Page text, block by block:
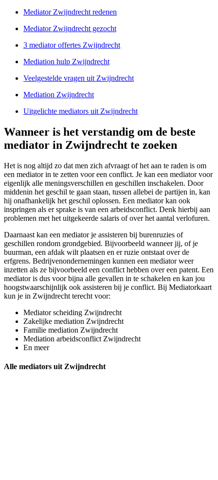
Mediator Zwijndrecht redenen
Mediator Zwijndrecht gezocht
3 mediator offertes Zwijndrecht
Mediation hulp Zwijndrecht
Veelgestelde vragen uit Zwijndrecht
Mediation Zwijndrecht
Uitgelichte mediators uit Zwijndrecht
Wanneer is het verstandig om de beste
mediator in Zwijndrecht te zoeken
Het is nog altijd zo dat men zich afvraagt of het aan te raden is om
een mediator in te zetten voor een conflict. Je kan een mediator voor
eigenlijk alle meningsverschillen en geschillen inschakelen. Door
middenin het geschil te gaan staan, tussen allebei de partijen in, kan
hij onafhankelijk het geschil oplossen. Een mediator kan ook
inspringen als er sprake is van een arbeidsconflict. Denk hierbij aan
problemen met het uitgekeerde salaris of over het aantal verlofuren.
Daarnaast kan een mediator je assisteren bij burenruzies of
geschillen rondom grondgebied. Bijvoorbeeld wanneer jij, of je
buurman, een afdak wilt plaatsen en er ruzie ontstaat over de
erfgrens. Bedrijvenondernemingen kunnen een mediator weer
inzetten als ze bijvoorbeeld een conflict hebben over een patent. Een
mediator is dus voor bijna alle gevallen in te schakelen en kan jou
hoogstwaarschijnlijk ook assisteren bij je conflict. Bij Mediatorkaart
kun je in Zwijndrecht terecht voor:
Mediator scheiding Zwijndrecht
Zakelijke mediation Zwijndrecht
Familie mediation Zwijndrecht
Mediation arbeidsconflict Zwijndrecht
En meer
Alle mediators uit Zwijndrecht